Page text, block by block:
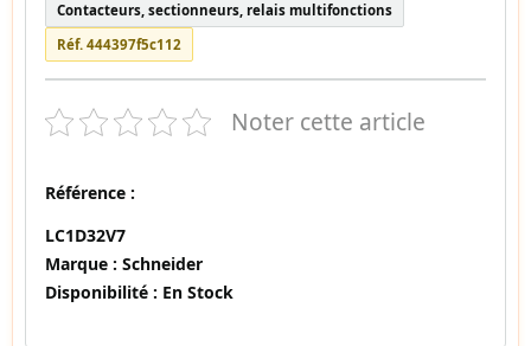
Contacteurs, sectionneurs, relais multifonctions
Réf. 444397f5c112
Noter cette article
Référence :
LC1D32V7
Marque : Schneider
Disponibilité : En Stock